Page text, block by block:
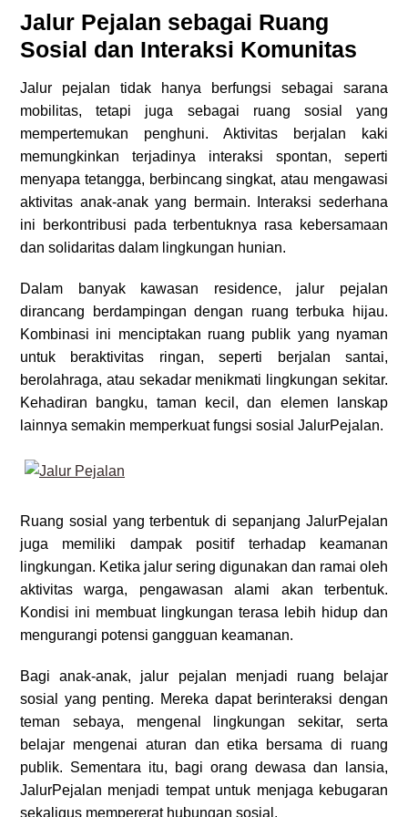
Jalur Pejalan sebagai Ruang
Sosial dan Interaksi Komunitas
Jalur pejalan tidak hanya berfungsi sebagai sarana
mobilitas, tetapi juga sebagai ruang sosial yang
mempertemukan penghuni. Aktivitas berjalan kaki
memungkinkan terjadinya interaksi spontan, seperti
menyapa tetangga, berbincang singkat, atau mengawasi
aktivitas anak-anak yang bermain. Interaksi sederhana
ini berkontribusi pada terbentuknya rasa kebersamaan
dan solidaritas dalam lingkungan hunian.
Dalam banyak kawasan residence, jalur pejalan
dirancang berdampingan dengan ruang terbuka hijau.
Kombinasi ini menciptakan ruang publik yang nyaman
untuk beraktivitas ringan, seperti berjalan santai,
berolahraga, atau sekadar menikmati lingkungan sekitar.
Kehadiran bangku, taman kecil, dan elemen lanskap
lainnya semakin memperkuat fungsi sosial JalurPejalan.
Ruang sosial yang terbentuk di sepanjang JalurPejalan
juga memiliki dampak positif terhadap keamanan
lingkungan. Ketika jalur sering digunakan dan ramai oleh
aktivitas warga, pengawasan alami akan terbentuk.
Kondisi ini membuat lingkungan terasa lebih hidup dan
mengurangi potensi gangguan keamanan.
Bagi anak-anak, jalur pejalan menjadi ruang belajar
sosial yang penting. Mereka dapat berinteraksi dengan
teman sebaya, mengenal lingkungan sekitar, serta
belajar mengenai aturan dan etika bersama di ruang
publik. Sementara itu, bagi orang dewasa dan lansia,
JalurPejalan menjadi tempat untuk menjaga kebugaran
sekaligus mempererat hubungan sosial.